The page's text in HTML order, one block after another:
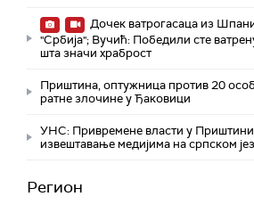
Дочек ватрогасаца из
"Србија"; Вучић: Победили сте
шта значи храброст
Приштина, оптужница против 20
ратне злочине у Ђаковици
УНС: Привремене власти у
извештавање медијима на српском
Регион